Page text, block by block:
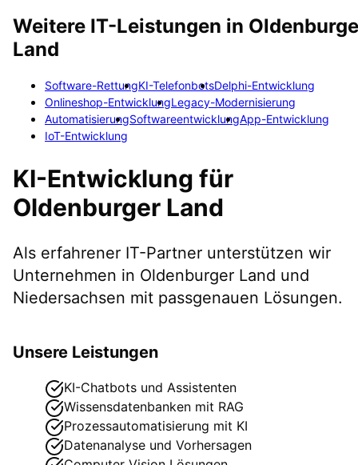
Weitere IT-Leistungen in
Land
Software-RettungKI-TelefonbotsDelphi-Entwicklung
Onlineshop-EntwicklungLegacy-Modernisierung
AutomatisierungSoftwareentwicklungApp-Entwicklung
IoT-Entwicklung
KI-Entwicklung für
Oldenburger Land
Als erfahrener IT-Partner unterstützen wir
Unternehmen in Oldenburger Land und
Niedersachsen mit passgenauen Lösungen.
Unsere Leistungen
KI-Chatbots und Assistenten
Wissensdatenbanken mit RAG
Prozessautomatisierung mit KI
Datenanalyse und Vorhersagen